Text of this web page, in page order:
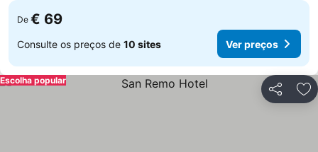
De € 69
Consulte os preços de 10 sites Ver preços
Partilhar
Escolha popular